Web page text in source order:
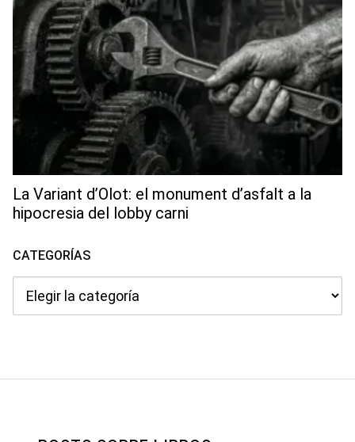
La Variant d’Olot: el monument d’asfalt a la
hipocresia del lobby carni
CATEGORÍAS